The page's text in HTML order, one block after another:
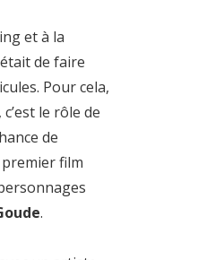
et à la
de faire
Pour cela,
le rôle de
de
film
.